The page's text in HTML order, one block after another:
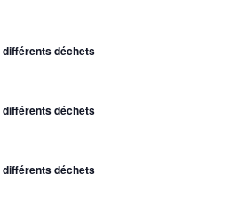
déchets
déchets
déchets